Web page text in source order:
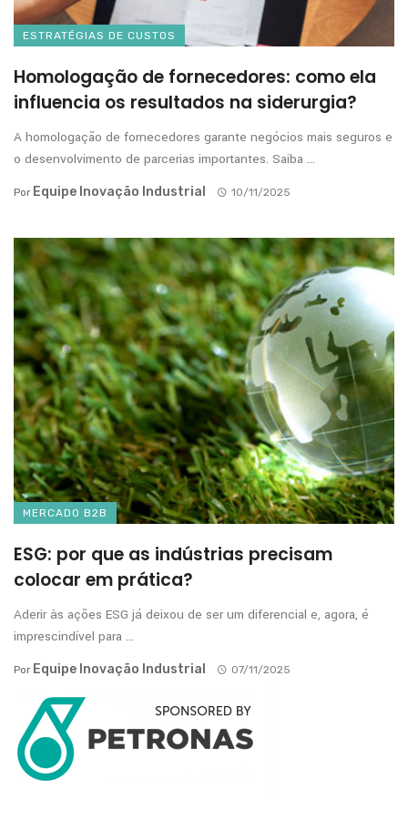
ESTRATÉGIAS DE CUSTOS
Homologação de fornecedores: como ela
influencia os resultados na siderurgia?
A homologação de fornecedores garante negócios mais seguros e
o desenvolvimento de parcerias importantes. Saiba ...
Por Equipe Inovação Industrial 10/11/2025
MERCADO B2B
ESG: por que as indústrias precisam
colocar em prática?
Aderir às ações ESG já deixou de ser um diferencial e, agora, é
imprescindível para ...
Por Equipe Inovação Industrial 07/11/2025